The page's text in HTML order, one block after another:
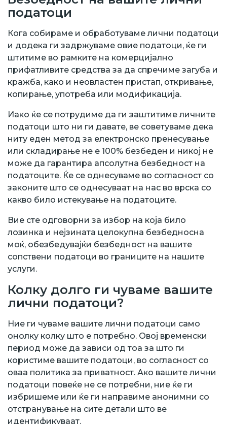
податоци
Кога собираме и обработуваме лични податоци
и додека ги задржуваме овие податоци, ќе ги
штитиме во рамките на комерцијално
прифатливите средства за да спречиме загуба и
кражба, како и неовластен пристап, откривање,
копирање, употреба или модификација.
Иако ќе се потрудиме да ги заштитиме личните
податоци што ни ги давате, ве советуваме дека
ниту еден метод за електронско пренесување
или складирање не е 100% безбеден и никој не
може да гарантира апсолутна безбедност на
податоците. Ќе се однесуваме во согласност со
законите што се однесуваат на нас во врска со
какво било истекување на податоците.
Вие сте одговорни за избор на која било
лозинка и нејзината целокупна безбедносна
моќ, обезбедувајќи безбедност на вашите
сопствени податоци во границите на нашите
услуги.
Колку долго ги чуваме вашите
лични податоци?
Ние ги чуваме вашите лични податоци само
онолку колку што е потребно. Овој временски
период може да зависи од тоа за што ги
користиме вашите податоци, во согласност со
оваа политика за приватност. Ако вашите лични
податоци повеќе не се потребни, ние ќе ги
избришеме или ќе ги направиме анонимни со
отстранување на сите детали што ве
идентификуваат.